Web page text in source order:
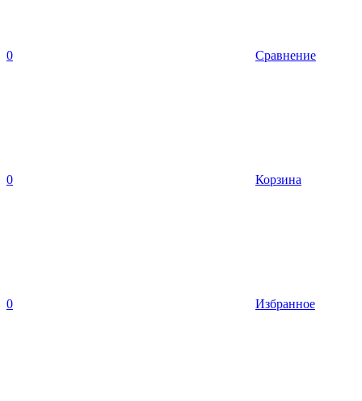
0 Сравнение
0 Корзина
0 Избранное